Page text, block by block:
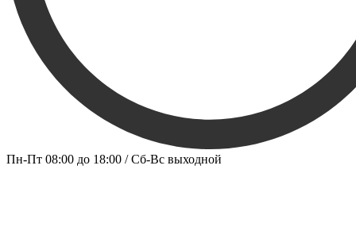
Пн-Пт 08:00 до 18:00 / Сб-Вс выходной